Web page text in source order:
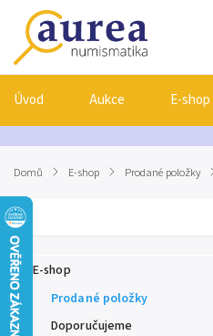
Úvod Aukce E-shop
Domů / E-shop / Prodané položky /
E-shop
Prodané položky
Doporučujeme